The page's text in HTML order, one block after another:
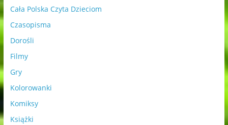
Cała Polska Czyta Dzieciom
Czasopisma
Dorośli
Filmy
Gry
Kolorowanki
Komiksy
Książki